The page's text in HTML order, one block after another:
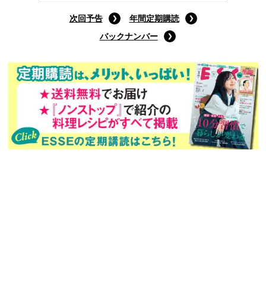
9月号通常版
Amazonで購入する
次回予告
年間定期購読
バックナンバー